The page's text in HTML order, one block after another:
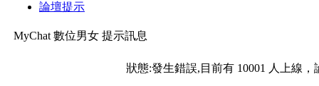
論壇提示
MyChat 數位男女 提示訊息
狀態:發生錯誤,目前有 10001 人上線